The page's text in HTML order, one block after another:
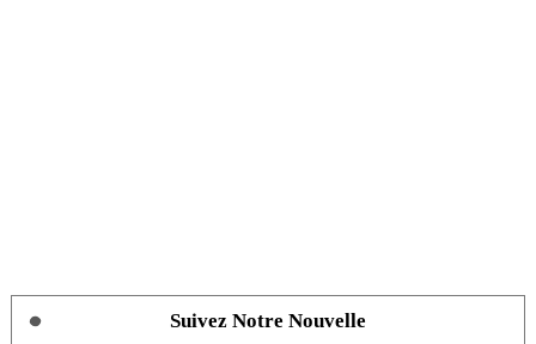
Suivez Notre Nouvelle